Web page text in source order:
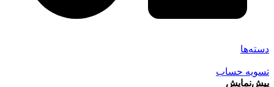
دسته‌ها
تسویه حساب
پیش‌نمایش